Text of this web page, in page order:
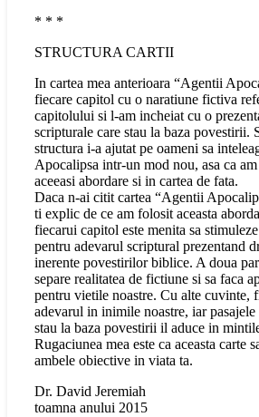
* * *
STRUCTURA CARTII
In cartea mea anterioara “Agentii
fiecare capitol cu o naratiune fictiva
capitolului si l-am incheiat cu o
scripturale care stau la baza povestirii.
structura i-a ajutat pe oameni sa
Apocalipsa intr-un mod nou, asa ca
aceeasi abordare si in cartea de fata.
Daca n-ai citit cartea “Agentii
ti explic de ce am folosit aceasta
fiecarui capitol este menita sa
pentru adevarul scriptural prezentand
inerente povestirilor biblice. A doua
separe realitatea de fictiune si sa faca
pentru vietile noastre. Cu alte cuvinte,
adevarul in inimile noastre, iar
stau la baza povestirii il aduce in
Rugaciunea mea este ca aceasta carte
ambele obiective in viata ta.
Dr. David Jeremiah
toamna anului 2015